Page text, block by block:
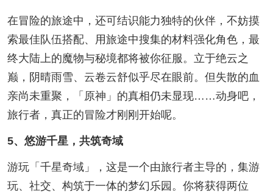
在冒险的旅途中，还可结识能力独特的伙伴，不妨摸
索最佳队伍搭配、用旅途中搜集的材料强化角色，最
终大陆上的魔物与秘境都将被你征服。立于绝云之
巅，阴晴雨雪、云卷云舒似乎尽在眼前。但失散的血
亲尚未重聚，「原神」的真相仍未显现……动身吧，
旅行者，真正的冒险才刚刚开始呢。
5、悠游千星，共筑奇域
游玩「千星奇域」，这是一个由旅行者主导的，集游
玩、社交、构筑于一体的梦幻乐园。你将获得两位